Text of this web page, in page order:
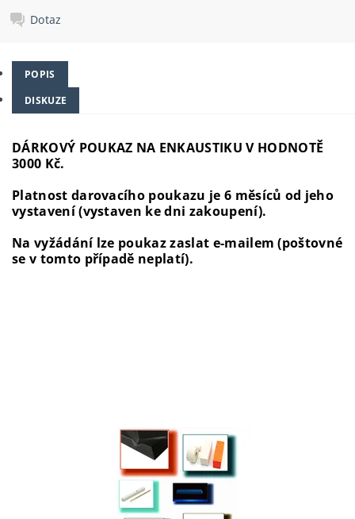
Dotaz
POPIS
DISKUZE
DÁRKOVÝ POUKAZ NA ENKAUSTIKU V HODNOTĚ
3000 Kč.
Platnost darovacího poukazu je 6 měsíců od jeho
vystavení (vystaven ke dni zakoupení).
Na vyžádání lze poukaz zaslat e-mailem (poštovné
se v tomto případě neplatí).